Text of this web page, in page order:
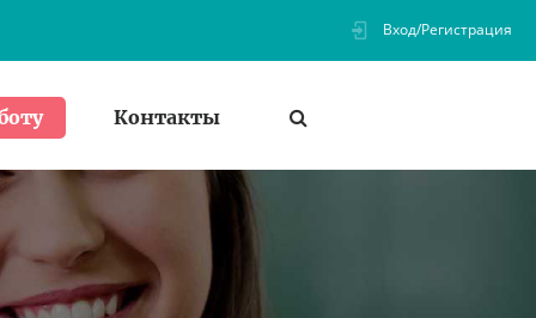
Вход/Регистрация
Контакты